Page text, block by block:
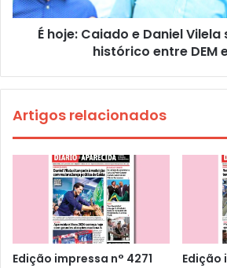
É hoje: Caiado e Daniel
histórico entre DEM
Artigos relacionados
Edição impressa n° 4271 Edição